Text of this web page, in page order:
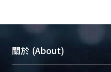
關於 (About)